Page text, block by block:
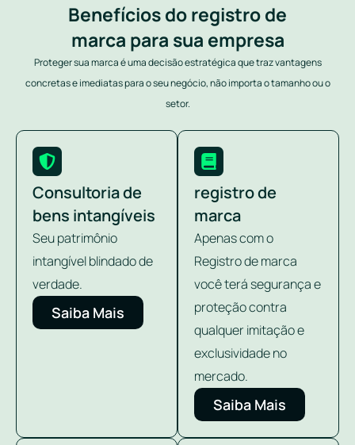
Benefícios do registro de
marca para sua empresa
Proteger sua marca é uma decisão estratégica que traz vantagens
concretas e imediatas para o seu negócio, não importa o tamanho ou o
setor.
Consultoria de
bens intangíveis
Seu patrimônio
intangível blindado de
verdade.
Saiba Mais
registro de
marca
Apenas com o
Registro de marca
você terá segurança e
proteção contra
qualquer imitação e
exclusividade no
mercado.
Saiba Mais